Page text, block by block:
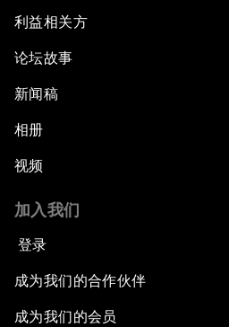
利益相关方
论坛故事
新闻稿
相册
视频
加入我们
登录
成为我们的合作伙伴
成为我们的会员